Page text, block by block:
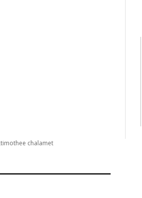
timothee chalamet